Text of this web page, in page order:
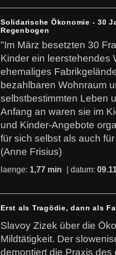
Solidarische Ökonomie - 30
Regenbogen
"Im März besetzten 30
Kinder ein leerstehendes
ehemaliges
bezahlbaren Wohnraum
selbstbestimmten Leben
Anfang an waren sie im
und Kinder-Angebote
für sich selbst als auch
(Anne Frisius)
laenge: 1,77 min | datum:
Erst als Tragödie, dann als
Slavoy Zizek über die
Mildtätigkeit. Der
demontiert die Praxis des